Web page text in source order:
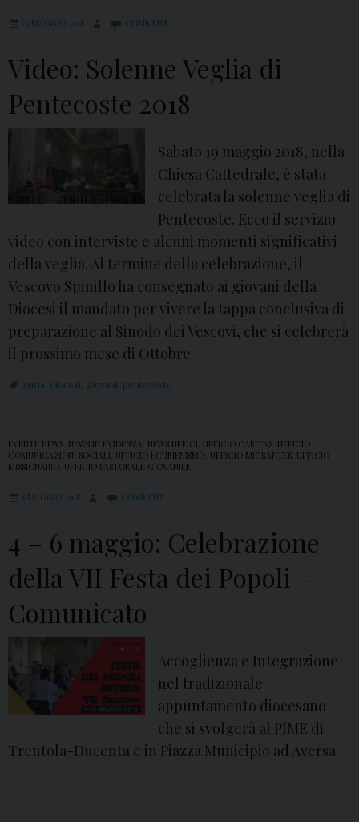
23 MAGGIO 2018 COMMENT
Video: Solenne Veglia di
Pentecoste 2018
Sabato 19 maggio 2018, nella
Chiesa Cattedrale, è stata
celebrata la solenne veglia di
Pentecoste. Ecco il servizio
video con interviste e alcuni momenti significativi
della veglia. Al termine della celebrazione, il
Vescovo Spinillo ha consegnato ai giovani della
Diocesi il mandato per vivere la tappa conclusiva di
preparazione al Sinodo dei Vescovi, che si celebrerà
il prossimo mese di Ottobre.
curia diocesi giovani pentecoste
EVENTI NEWS NEWS IN EVIDENZA NEWS UFFICI UFFICIO CARITAS UFFICIO
COMUNICAZIONI SOCIALI UFFICIO ECUMENISMO UFFICIO MIGRANTES UFFICIO
MISSIONARIO UFFICIO PASTORALE GIOVANILE
5 MAGGIO 2018 COMMENT
4 – 6 maggio: Celebrazione
della VII Festa dei Popoli –
Comunicato
Accoglienza e Integrazione
nel tradizionale
appuntamento diocesano
che si svolgerà al PIME di
Trentola-Ducenta e in Piazza Municipio ad Aversa